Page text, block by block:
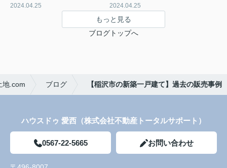
2024.04.25 2024.04.25
もっと見る
ブログトップへ
地.com ブログ 【稲沢市の新築一戸建て】過去の販売事例
ハウスドゥ 愛西（株式会社不動産トータルサポート）
0567-22-5665 お問い合わせ